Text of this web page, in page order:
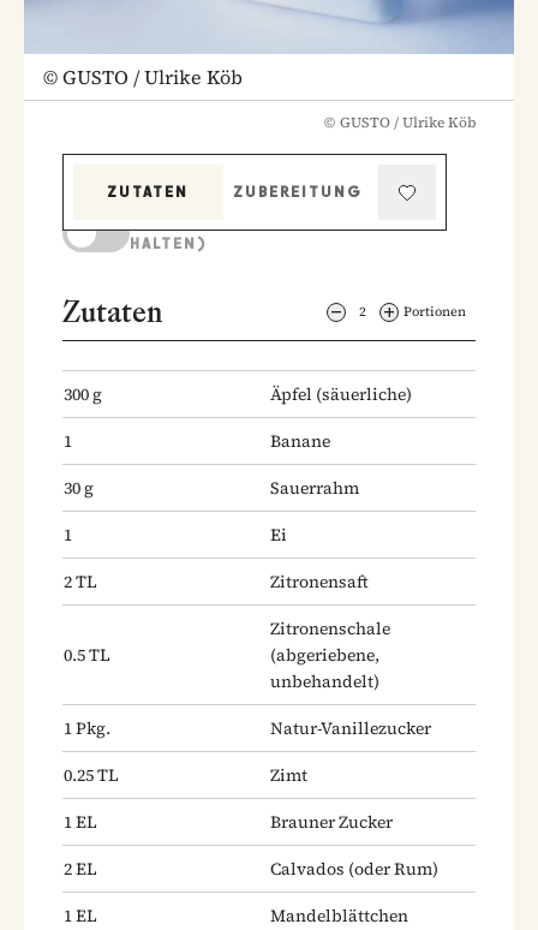
©GUSTO / Ulrike Köb
© GUSTO / Ulrike Köb
ZUTATEN
ZUBEREITUNG
HALTEN)
Zutaten 2 Portionen
300g Äpfel (säuerliche)
1
Banane
30g
Sauerrahm
1
Ei
2TL Zitronensaft
0.5TL
Zitronenschale
(abgeriebene,
unbehandelt)
1Pkg.
Natur-Vanillezucker
0.25TL
Zimt
1EL
Brauner Zucker
2EL Calvados (oder Rum)
1EL Mandelblättchen